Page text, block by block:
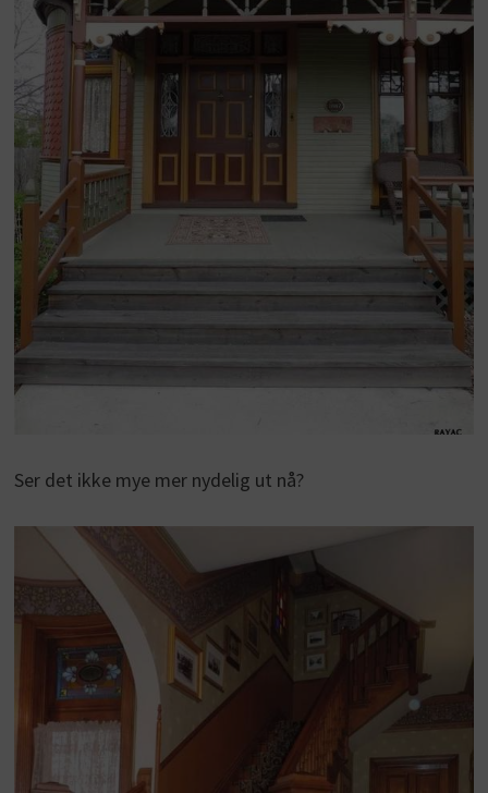
Ser det ikke mye mer nydelig ut nå?